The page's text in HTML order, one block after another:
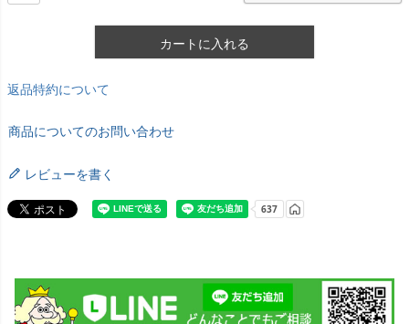
カートに入れる
返品特約について
商品についてのお問い合わせ
レビューを書く